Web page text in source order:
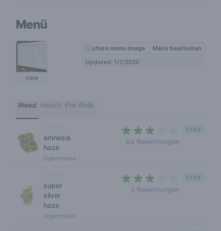
Menü
view
share menu image
Menü bearbeiten
Updated: 1/1/2025
Weed Hasch Pre-Rolls
amnesia
haze
Eigenmarke
64 Bewertungen
€€€€
super
silver
haze
Eigenmarke
3 Bewertungen
€€€€